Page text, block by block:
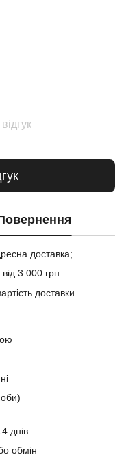
доставка;
3 000 грн.
доставки
днів
обмін